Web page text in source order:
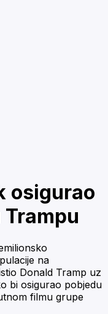
osigurao
na
Donald Tramp uz
bi osigurao pobjedu
filmu grupe